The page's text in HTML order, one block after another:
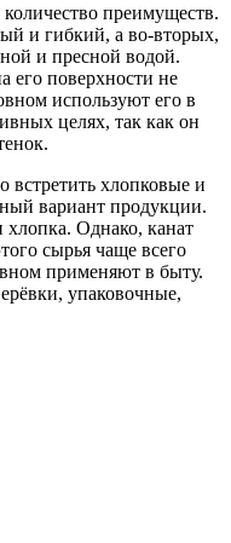
преимуществ.
и гибкий, а во-вторых,
и пресной водой.
его поверхности не
используют его в
целях, так как он
встретить хлопковые и
вариант продукции.
хлопка. Однако, канат
сырья чаще всего
применяют в быту.
упаковочные,